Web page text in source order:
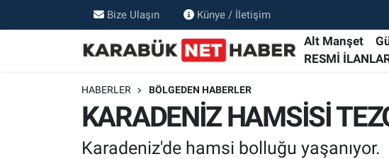
Bize Ulaşın Künye / İletişim
Alt Manşet
RESMİ
HABERLER BÖLGEDEN HABERLER
KARADENİZ HAMSİSİ
Karadeniz'de hamsi bolluğu yaşanıyor.